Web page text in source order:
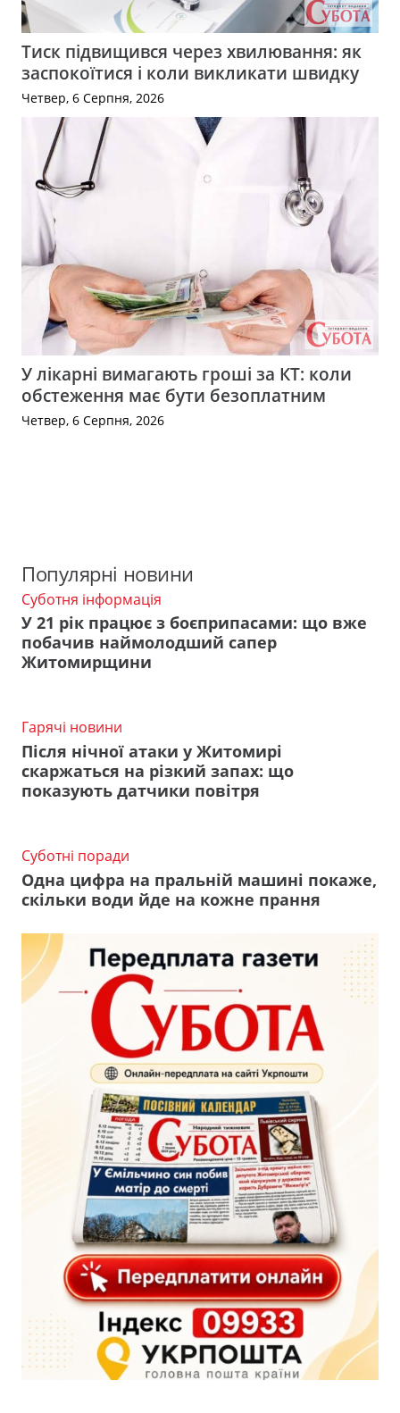
Тиск підвищився через хвилювання: як
заспокоїтися і коли викликати швидку
Четвер, 6 Серпня, 2026
У лікарні вимагають гроші за КТ: коли
обстеження має бути безоплатним
Четвер, 6 Серпня, 2026
Популярні новини
Суботня інформація
У 21 рік працює з боєприпасами: що вже
побачив наймолодший сапер
Житомирщини
Гарячі новини
Після нічної атаки у Житомирі
скаржаться на різкий запах: що
показують датчики повітря
Суботні поради
Одна цифра на пральній машині покаже,
скільки води йде на кожне прання